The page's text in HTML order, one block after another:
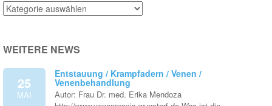
Venenthemen
WEITERE NEWS
25
MAI
Entstauung / Krampfadern / Venen /
Venenbehandlung
Autor: Frau Dr. med. Erika Mendoza